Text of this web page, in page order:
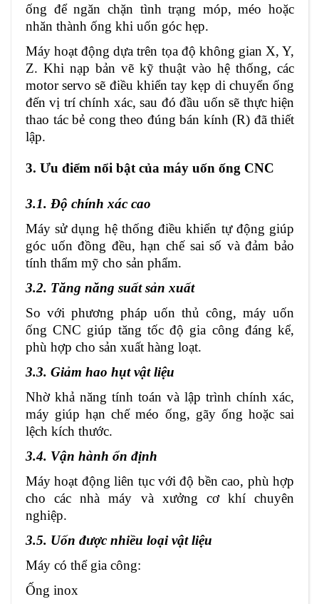
ống để ngăn chặn tình trạng móp, méo hoặc
nhăn thành ống khi uốn góc hẹp.
Máy hoạt động dựa trên tọa độ không gian X, Y,
Z. Khi nạp bản vẽ kỹ thuật vào hệ thống, các
motor servo sẽ điều khiển tay kẹp di chuyển ống
đến vị trí chính xác, sau đó đầu uốn sẽ thực hiện
thao tác bẻ cong theo đúng bán kính (R) đã thiết
lập.
3. Ưu điểm nổi bật của máy uốn ống CNC
3.1. Độ chính xác cao
Máy sử dụng hệ thống điều khiển tự động giúp
góc uốn đồng đều, hạn chế sai số và đảm bảo
tính thẩm mỹ cho sản phẩm.
3.2. Tăng năng suất sản xuất
So với phương pháp uốn thủ công, máy uốn
ống CNC giúp tăng tốc độ gia công đáng kể,
phù hợp cho sản xuất hàng loạt.
3.3. Giảm hao hụt vật liệu
Nhờ khả năng tính toán và lập trình chính xác,
máy giúp hạn chế méo ống, gãy ống hoặc sai
lệch kích thước.
3.4. Vận hành ổn định
Máy hoạt động liên tục với độ bền cao, phù hợp
cho các nhà máy và xưởng cơ khí chuyên
nghiệp.
3.5. Uốn được nhiều loại vật liệu
Máy có thể gia công:
Ống inox